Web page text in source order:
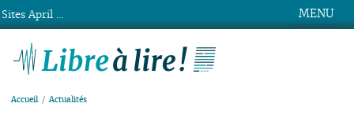
MENU
Accueil Actualités
Sites April ...